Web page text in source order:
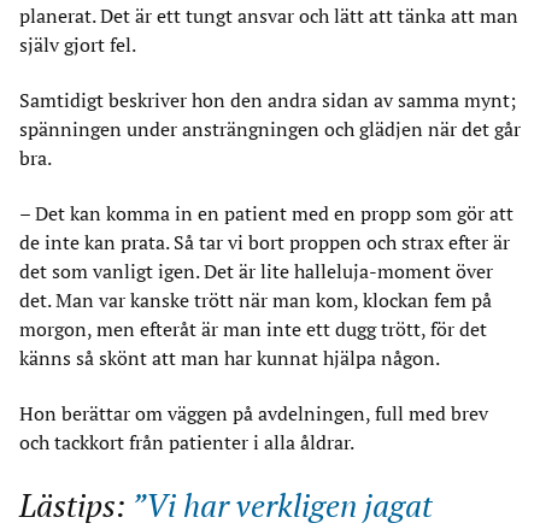
planerat. Det är ett tungt ansvar och lätt att tänka att man
själv gjort fel.
Samtidigt beskriver hon den andra sidan av samma mynt;
spänningen under ansträngningen och glädjen när det går
bra.
– Det kan komma in en patient med en propp som gör att
de inte kan prata. Så tar vi bort proppen och strax efter är
det som vanligt igen. Det är lite halleluja-moment över
det. Man var kanske trött när man kom, klockan fem på
morgon, men efteråt är man inte ett dugg trött, för det
känns så skönt att man har kunnat hjälpa någon.
Hon berättar om väggen på avdelningen, full med brev
och tackkort från patienter i alla åldrar.
Lästips: ”Vi har verkligen jagat